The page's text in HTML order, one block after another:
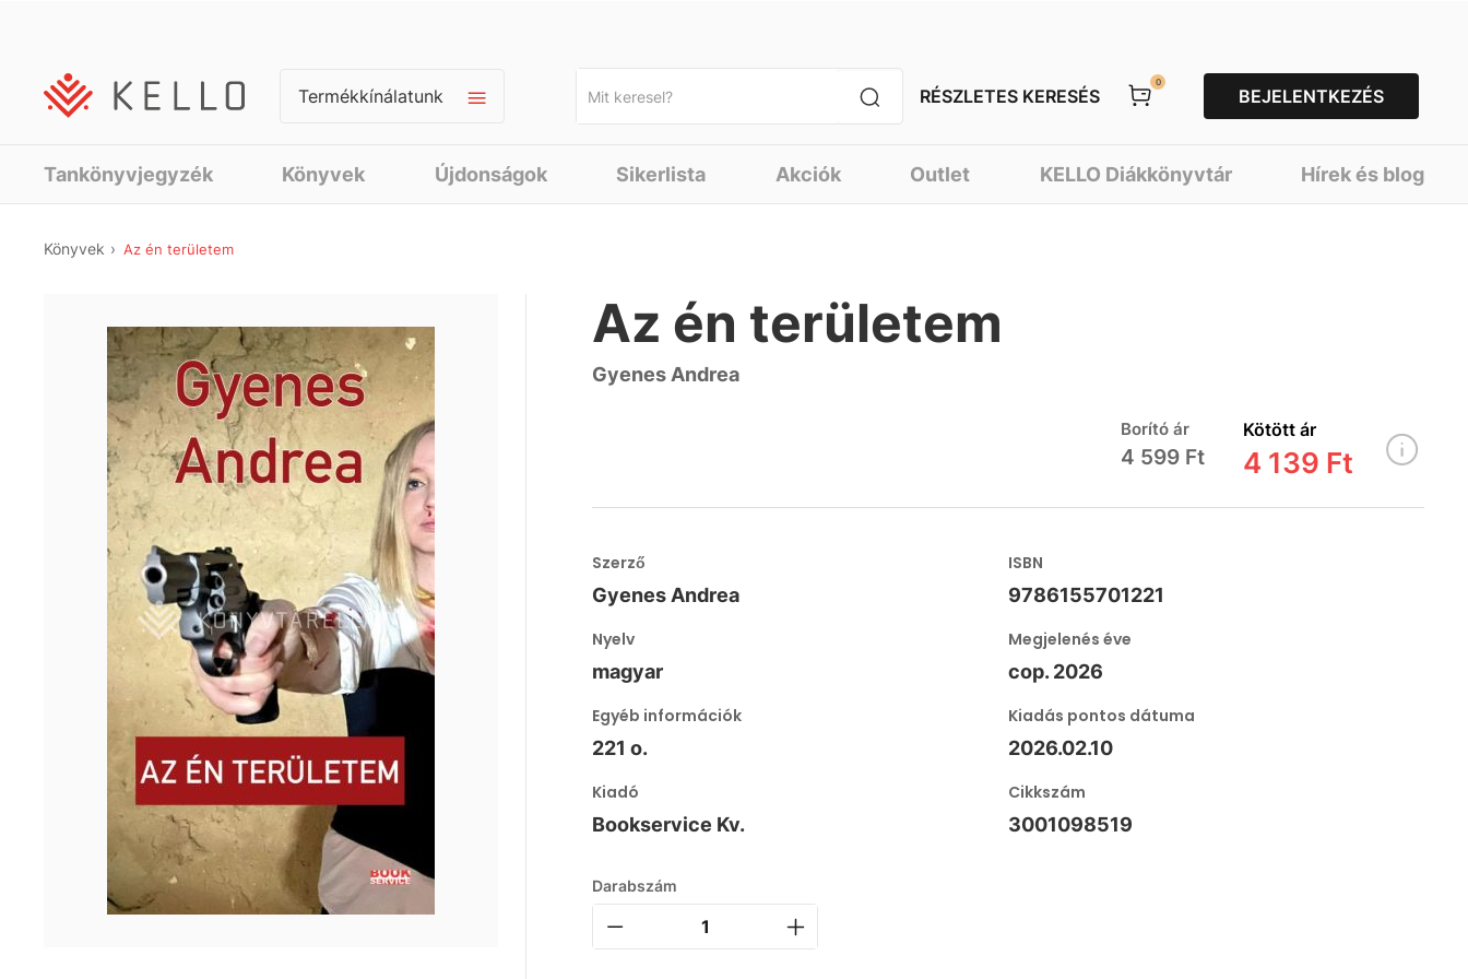
Termékkínálatunk RÉSZLETES KERESÉS
0
BEJELENTKEZÉS
Tankönyvjegyzék Könyvek Újdonságok Sikerlista Akciók Outlet KELLO Diákkönyvtár Hírek és blog
Könyvek Az én területem
Az én területem
Gyenes Andrea
Borító ár
4 599 Ft
Kötött ár
4 139 Ft
Szerző
Gyenes Andrea
ISBN
9786155701221
Nyelv
magyar
Megjelenés éve
cop. 2026
Egyéb információk
221 o.
Kiadás pontos dátuma
2026.02.10
Kiadó
Bookservice Kv.
Cikkszám
3001098519
Darabszám